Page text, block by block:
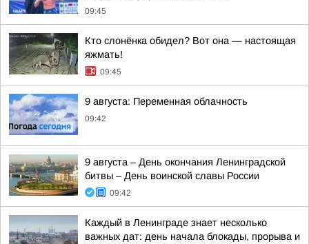
09:45
Кто слонёнка обидел? Вот она — настоящая
яжмать!
09:45
9 августа: Переменная облачность
09:42
9 августа – День окончания Ленинградской
битвы – День воинской славы России
09:42
Каждый в Ленинграде знает несколько
важных дат: день начала блокады, прорыва и